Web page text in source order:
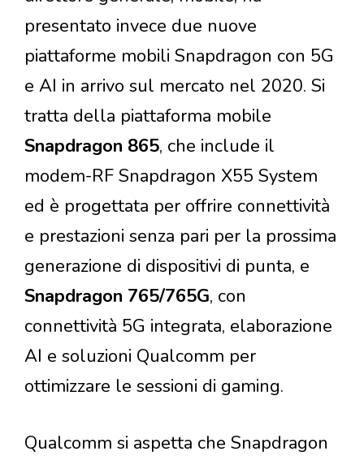
presentato invece due nuove
piattaforme mobili Snapdragon con 5G
e AI in arrivo sul mercato nel 2020. Si
tratta della piattaforma mobile
Snapdragon 865, che include il
modem-RF Snapdragon X55 System
ed è progettata per offrire connettività
e prestazioni senza pari per la prossima
generazione di dispositivi di punta, e
Snapdragon 765/765G, con
connettività 5G integrata, elaborazione
AI e soluzioni Qualcomm per
ottimizzare le sessioni di gaming.
Qualcomm si aspetta che Snapdragon